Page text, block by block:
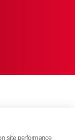
site performance